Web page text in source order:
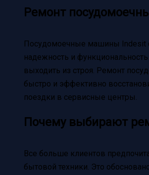
Ремонт
Посудомоечные машины Indesit
надежность и
выходить из строя. Ремонт
быстро и эффективно
поездки в сервисные центры.
Почему выбирают
Все больше клиентов
бытовой техники. Это